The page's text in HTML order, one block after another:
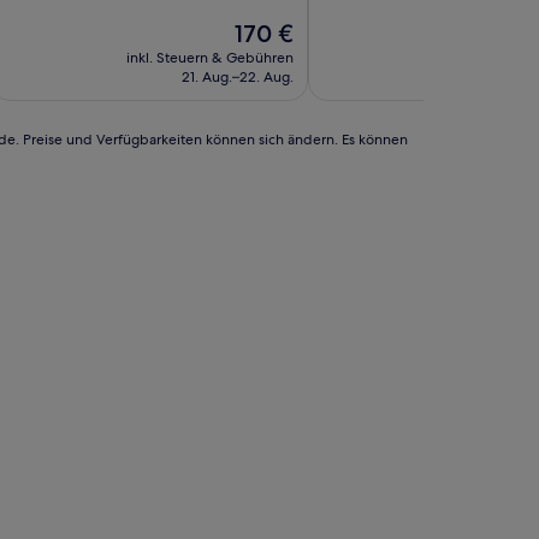
Der
Preis
beträgt
170 €
inkl. Steuern & Gebühren
21. Aug.–22. Aug.
Preise und Verfügbarkeiten können sich ändern. Es können